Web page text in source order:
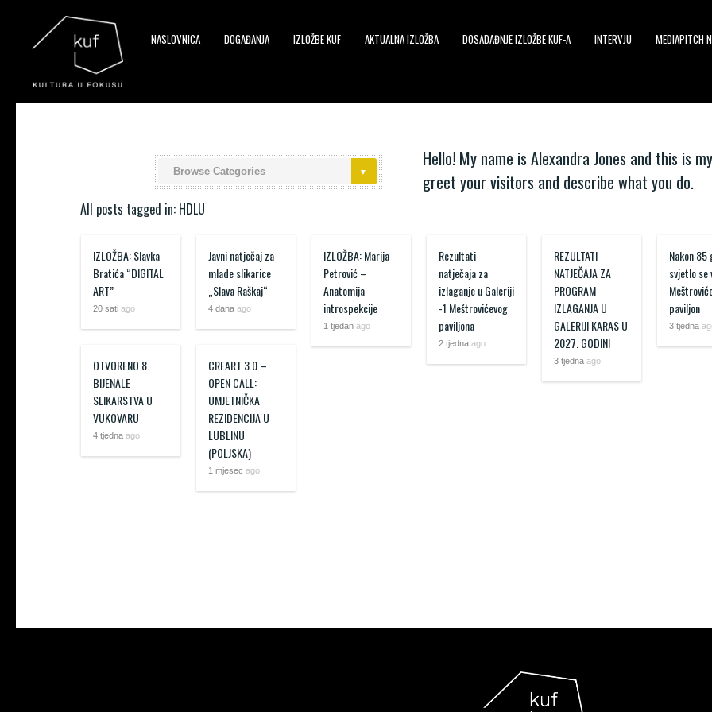
NASLOVNICA DOGAĐANJA IZLOŽBE KUF AKTUALNA IZLOŽBA DOSADAĐNJE IZLOŽBE KUF-A INTERVJU MEDIAPITCH
Hello! My name is Alexandra Jones and this is
greet your visitors and describe what you do.
All posts tagged in: HDLU
IZLOŽBA: Slavka
Bratića “DIGITAL
ART”
20 sati ago
Javni natječaj za
mlade slikarice
„Slava Raškaj“
4 dana ago
IZLOŽBA: Marija
Petrović –
Anatomija
introspekcije
1 tjedan ago
Rezultati
natječaja za
izlaganje u Galeriji
-1 Meštrovićevog
paviljona
2 tjedna ago
REZULTATI
NATJEČAJA ZA
PROGRAM
IZLAGANJA U
GALERIJI KARAS U
2027. GODINI
3 tjedna ago
Nakon 85
svjetlo se
paviljon
3 tjedna
OTVORENO 8.
BIJENALE
SLIKARSTVA U
VUKOVARU
4 tjedna ago
CREART 3.0 –
OPEN CALL:
UMJETNIČKA
REZIDENCIJA U
LUBLINU
(POLJSKA)
1 mjesec ago